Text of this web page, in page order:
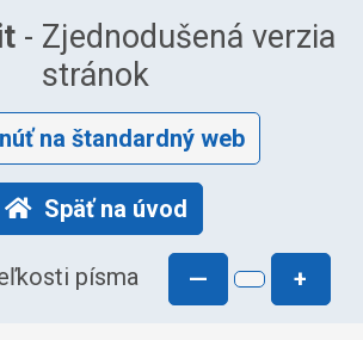
- Zjednodušená verzia
stránok
na štandardný web
Späť na úvod
písma — +